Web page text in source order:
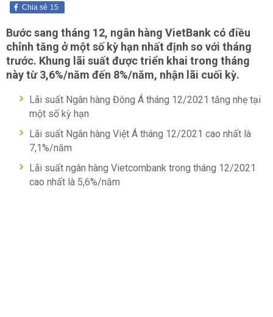
15
Chia sẻ
Bước sang tháng 12, ngân hàng VietBank có điều
chỉnh tăng ở một số kỳ hạn nhất định so với tháng
trước. Khung lãi suất được triển khai trong tháng
này từ 3,6%/năm đến 8%/năm, nhận lãi cuối kỳ.
Lãi suất Ngân hàng Đông Á tháng 12/2021 tăng nhẹ tại
một số kỳ hạn
Lãi suất Ngân hàng Việt Á tháng 12/2021 cao nhất là
7,1%/năm
Lãi suất ngân hàng Vietcombank trong tháng 12/2021
cao nhất là 5,6%/năm